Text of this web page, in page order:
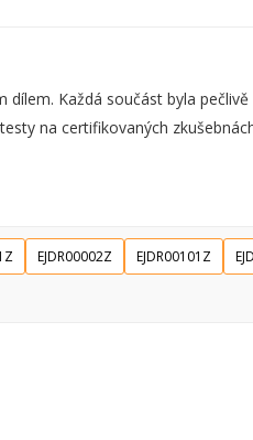
Každá součást byla
na certifikovaných
EJDR00002Z EJDR00101Z